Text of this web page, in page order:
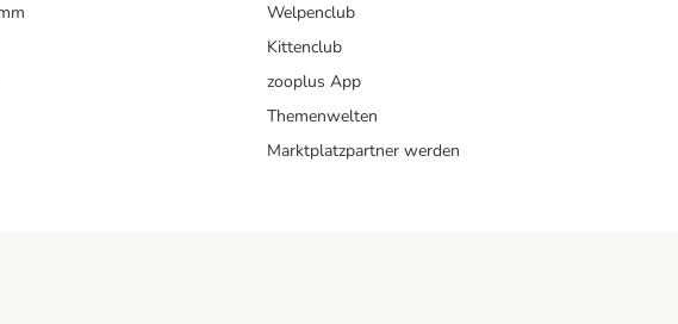
Welpenclub
Kittenclub
zooplus App
Themenwelten
Marktplatzpartner werden